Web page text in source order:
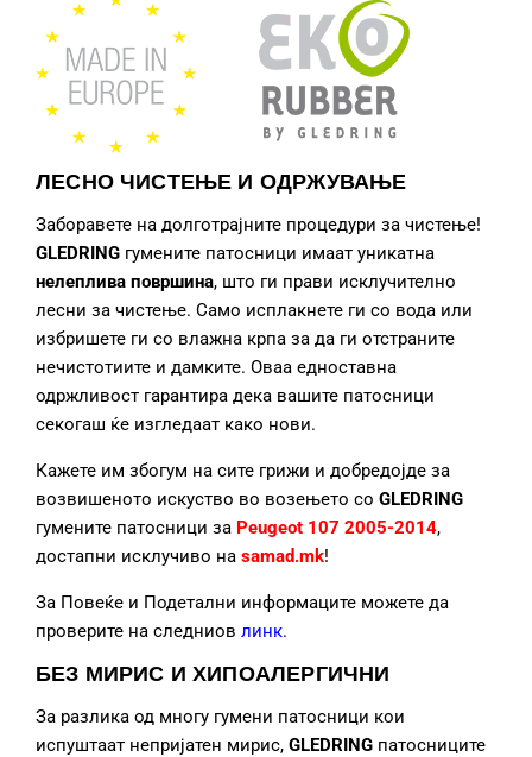
ЛЕСНО ЧИСТЕЊЕ И ОДРЖУВАЊЕ
Заборавете на долготрајните процедури за чистење!
GLEDRING гумените патосници имаат уникатна
нелеплива површина, што ги прави исклучително
лесни за чистење. Само исплакнете ги со вода или
избришете ги со влажна крпа за да ги отстраните
нечистотиите и дамките. Оваа едноставна
одржливост гарантира дека вашите патосници
секогаш ќе изгледаат како нови.
Кажете им збогум на сите грижи и добредојде за
возвишеното искуство во возењето со GLEDRING
гумените патосници за Peugeot 107 2005-2014,
достапни исклучиво на samad.mk!
За Повеќе и Подетални информаците можете да
проверите на следниов линк.
БЕЗ МИРИС И ХИПОАЛЕРГИЧНИ
За разлика од многу гумени патосници кои
испуштаат непријатен мирис, GLEDRING патосниците